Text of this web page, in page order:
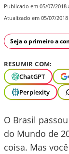
Publicado em 05/07/2018
Atualizado em 05/07/2018
Seja o primeiro a
RESUMIR COM:
ChatGPT
Perplexity
O Brasil
do Mundo de
coisa. Mas